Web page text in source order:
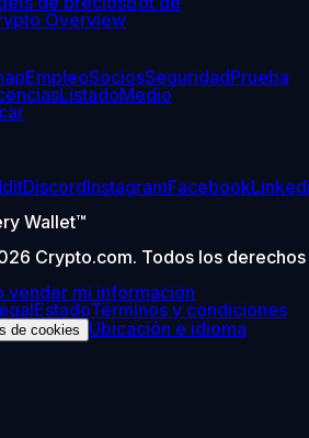
Overview
EmpleoSociosSeguridadPrueba
ListadoMedio
DiscordInstagramFacebook
Wallet™
Crypto.com. Todos los derechos
vender mi información
EstadoTérminos y condiciones
de cookies Ubicación e idioma